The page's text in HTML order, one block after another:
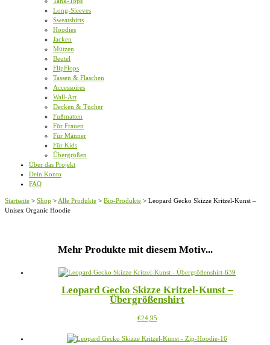
Long-Sleeves
Sweatshirts
Hoodies
Jacken
Mützen
Beutel
FlipFlops
Tassen & Flaschen
Accessoires
Wall-Art
Decken & Tücher
Fußmatten
Für Frauen
Für Männer
Für Kids
Übergrößen
Über das Projekt
Dein Konto
FAQ
Startseite > Shop > Alle Produkte > Bio-Produkte > Leopard Gecko Skizze Kritzel-Kunst –
Unisex Organic Hoodie
Mehr Produkte mit diesem Motiv...
Leopard Gecko Skizze Kritzel-Kunst –
Übergrößenshirt
€24,95Dieses
weist